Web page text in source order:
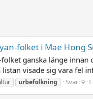
folket i Mae Hong
ganska länge
visade sig vara fel
urbefolkning Svar: 9